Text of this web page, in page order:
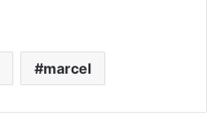
marcel